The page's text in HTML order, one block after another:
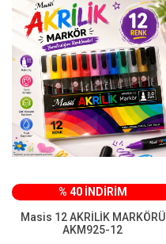
% 40 İNDİRİM
Masis 12 AKRİLİK MARKÖRÜ
AKM925-12